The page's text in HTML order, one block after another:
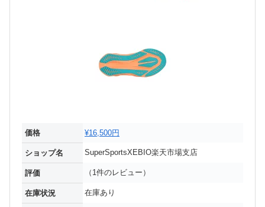
価格 ¥16,500円
ショップ名 SuperSportsXEBIO楽天市場支店
評価 （1件のレビュー）
在庫状況 在庫あり